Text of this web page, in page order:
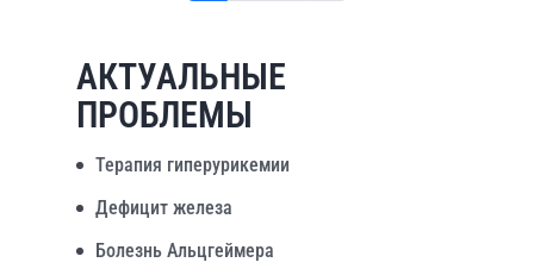
АКТУАЛЬНЫЕ
ПРОБЛЕМЫ
Терапия гиперурикемии
Дефицит железа
Болезнь Альцгеймера